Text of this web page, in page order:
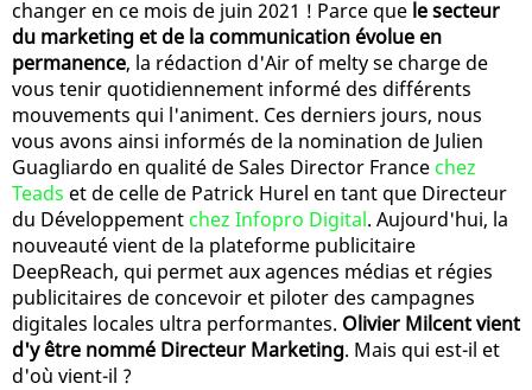
changer en ce mois de juin 2021 ! Parce que le secteur
du marketing et de la communication évolue en
permanence, la rédaction d'Air of melty se charge de
vous tenir quotidiennement informé des différents
mouvements qui l'animent. Ces derniers jours, nous
vous avons ainsi informés de la nomination de Julien
Guagliardo en qualité de Sales Director France chez
Teads et de celle de Patrick Hurel en tant que Directeur
du Développement chez Infopro Digital. Aujourd'hui, la
nouveauté vient de la plateforme publicitaire
DeepReach, qui permet aux agences médias et régies
publicitaires de concevoir et piloter des campagnes
digitales locales ultra performantes. Olivier Milcent vient
d'y être nommé Directeur Marketing. Mais qui est-il et
d'où vient-il ?